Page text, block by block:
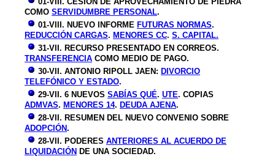
COMO SERVIDUMBRE PERSONAL.
01-VIII. NUEVO INFORME FUTURAS NORMAS.
REDUCCIÓN CARGAS. MENORES CC. S. CAPITAL.
31-VII. RECURSO PRESENTADO EN CORREOS.
TRANSFERENCIA COMO MEDIO DE PAGO.
30-VII. ANTONIO RIPOLL JAEN: DIVORCIO
TELEFÓNICO Y ESTADO.
29-VII. 6 NUEVOS SABÍAS QUÉ. UTE. COPIAS
ADMVAS. MENORES 14. DEUDA AJENA.
28-VII. RESUMEN DEL NUEVO CONVENIO SOBRE
ADOPCIÓN.
28-VII. PODERES ANTERIORES AL ACUERDO DE
LIQUIDACIÓN DE UNA SOCIEDAD.